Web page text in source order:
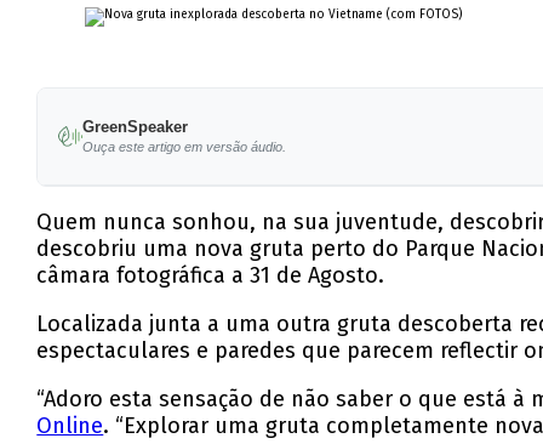
GreenSpeaker
Ouça este artigo em versão áudio.
Quem nunca sonhou, na sua juventude,
descobriu uma nova gruta perto do Parque
câmara fotográfica a 31 de Agosto.
Localizada junta a uma outra gruta descoberta
espectaculares e paredes que parecem reflectir
“Adoro esta sensação de não saber o que está
Online. “Explorar uma gruta completamente